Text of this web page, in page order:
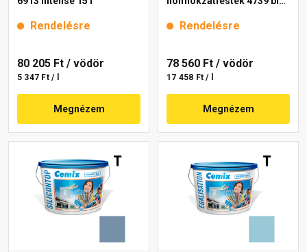
Rendelésre
80 205 Ft / vödör
5 347 Ft / l
Megnézem
Rendelésre
78 560 Ft / vödör
17 458 Ft / l
Megnézem